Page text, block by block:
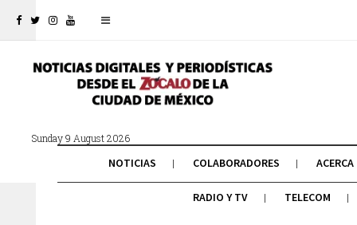
Sunday 9 August 2026
NOTICIAS COLABORADORES
RADIO Y TV TELECOM